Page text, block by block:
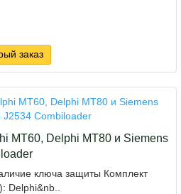
заказ
MT60, Delphi MT80 и Siemens
ключа защиты Комплект
Delphi&nb..